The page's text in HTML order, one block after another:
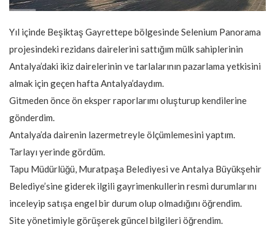
Yıl içinde Beşiktaş Gayrettepe bölgesinde Selenium Panorama
projesindeki rezidans dairelerini sattığım mülk sahiplerinin
Antalya’daki ikiz dairelerinin ve tarlalarının pazarlama yetkisini
almak için geçen hafta Antalya’daydım.
Gitmeden önce ön eksper raporlarımı oluşturup kendilerine
gönderdim.
Antalya’da dairenin lazermetreyle ölçümlemesini yaptım.
Tarlayı yerinde gördüm.
Tapu Müdürlüğü, Muratpaşa Belediyesi ve Antalya Büyükşehir
Belediye’sine giderek ilgili gayrimenkullerin resmi durumlarını
inceleyip satışa engel bir durum olup olmadığını öğrendim.
Site yönetimiyle görüşerek güncel bilgileri öğrendim.